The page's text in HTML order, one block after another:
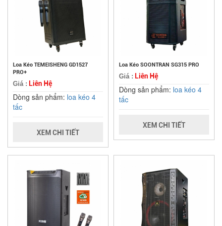
Loa Kéo TEMEISHENG GD1527
PRO+
Giá : Liên Hệ
Dòng sản phẩm: loa kéo 4
tấc
XEM CHI TIẾT
Loa Kéo SOONTRAN SG315 PRO
Giá : Liên Hệ
Dòng sản phẩm: loa kéo 4
tấc
XEM CHI TIẾT